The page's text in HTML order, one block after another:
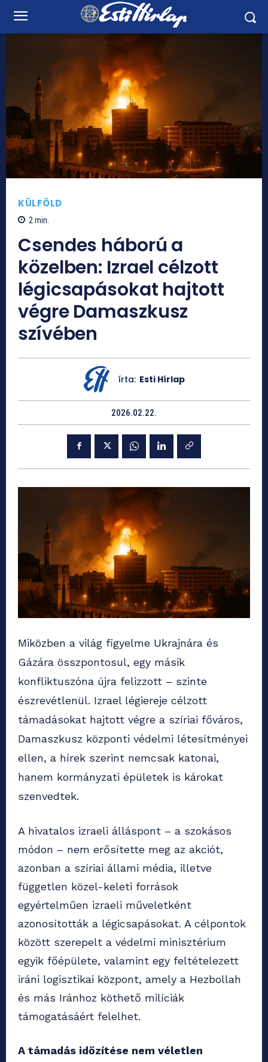
KÜLFÖLD
2min.
Csendes háború a
közelben: Izrael célzott
légicsapásokat hajtott
végre Damaszkusz
szívében
írta: Esti Hírlap
2026.02.22.
Miközben a világ figyelme Ukrajnára és
Gázára összpontosul, egy másik
konfliktuszóna újra felizzott – szinte
észrevétlenül. Izrael légiereje célzott
támadásokat hajtott végre a szíriai főváros,
Damaszkusz központi védelmi létesítményei
ellen, a hírek szerint nemcsak katonai,
hanem kormányzati épületek is károkat
szenvedtek.
A hivatalos izraeli álláspont – a szokásos
módon – nem erősítette meg az akciót,
azonban a szíriai állami média, illetve
független közel-keleti források
egyértelműen izraeli műveletként
azonosították a légicsapásokat. A célpontok
között szerepelt a védelmi minisztérium
egyik főépülete, valamint egy feltételezett
iráni logisztikai központ, amely a Hezbollah
és más Iránhoz köthető milíciák
támogatásáért felelhet.
A támadás időzítése nem véletlen